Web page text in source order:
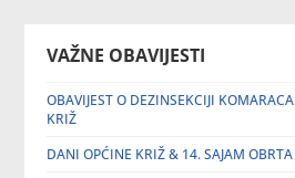
VAŽNE OBAVIJESTI
OBAVIJEST O DEZINSEKCIJI
KRIŽ
DANI OPĆINE KRIŽ & 14. SAJAM